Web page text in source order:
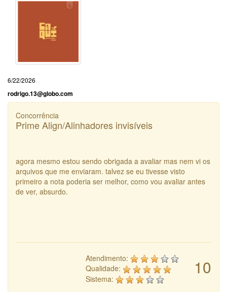
6/22/2026
rodrigo.13@globo.com
Concorrência
Prime Align/Alinhadores invisíveis
agora mesmo estou sendo obrigada a avaliar mas nem vi os
arquivos que me enviaram. talvez se eu tivesse visto
primeiro a nota poderia ser melhor, como vou avaliar antes
de ver, absurdo.
10
Atendimento:
Qualidade:
Sistema: